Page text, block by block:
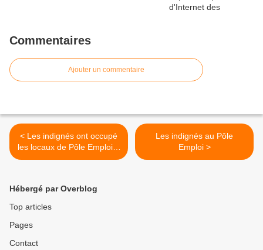
Commentaires
Ajouter un commentaire
< Les indignés ont occupé
les locaux de Pôle Emploi à
Vaise
Les indignés au Pôle
Emploi >
Hébergé par Overblog
Top articles
Pages
Contact